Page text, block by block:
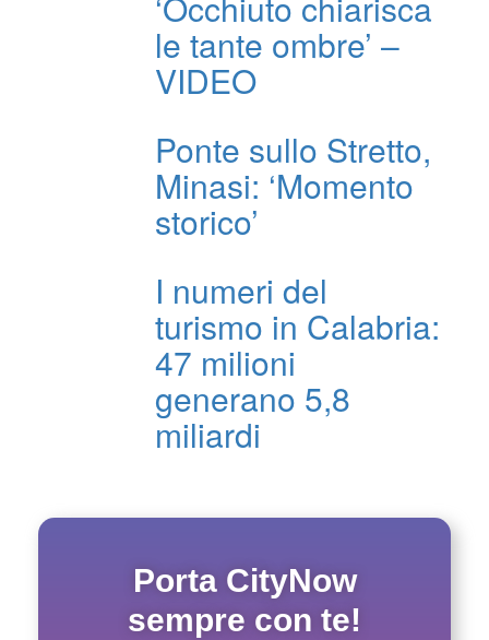
le tante ombre’ –
VIDEO
Ponte sullo Stretto,
Minasi: ‘Momento
storico’
I numeri del
turismo in Calabria:
47 milioni
generano 5,8
miliardi
Porta CityNow
sempre con te!